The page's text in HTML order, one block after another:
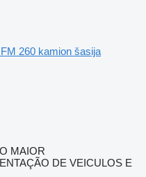
260 kamion šasija
MAIOR
DE VEICULOS E